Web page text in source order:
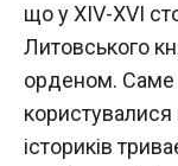
що у XIV-XVI
Литовського
орденом. Саме
істориків